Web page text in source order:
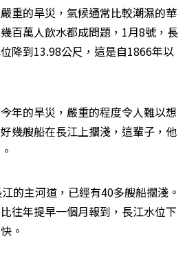
重的旱災，氣候通常比較潮濕的華
百萬人飲水都成問題，1月8號，長
降到13.98公尺，這是自1866年以
年的旱災，嚴重的程度令人難以想
幾艘船在長江上擱淺，這輩子，他
的主河道，已經有40多艘船擱淺。
往年提早一個月報到，長江水位下
。